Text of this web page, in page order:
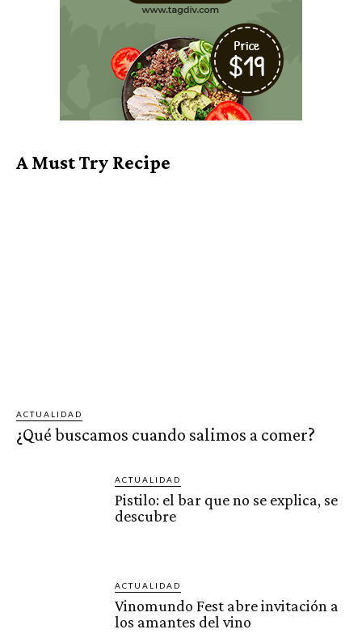
A Must Try Recipe
ACTUALIDAD
¿Qué buscamos cuando salimos a comer?
ACTUALIDAD
Pistilo: el bar que no se explica, se
descubre
ACTUALIDAD
Vinomundo Fest abre invitación a
los amantes del vino